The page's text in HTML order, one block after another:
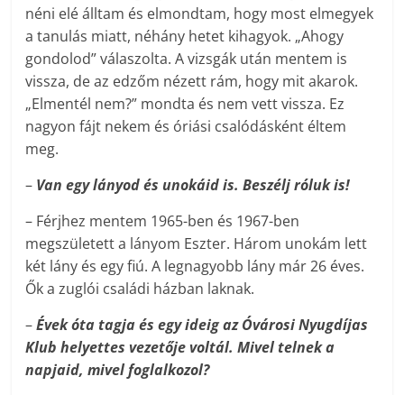
néni elé álltam és elmondtam, hogy most elmegyek
a tanulás miatt, néhány hetet kihagyok. „Ahogy
gondolod” válaszolta. A vizsgák után mentem is
vissza, de az edzőm nézett rám, hogy mit akarok.
„Elmentél nem?” mondta és nem vett vissza. Ez
nagyon fájt nekem és óriási csalódásként éltem
meg.
– Van egy lányod és unokáid is. Beszélj róluk is!
– Férjhez mentem 1965-ben és 1967-ben
megszületett a lányom Eszter. Három unokám lett
két lány és egy fiú. A legnagyobb lány már 26 éves.
Ők a zuglói családi házban laknak.
–Évek óta tagja és egy ideig az Óvárosi Nyugdíjas
Klub helyettes vezetője voltál. Mivel telnek a
napjaid, mivel foglalkozol?